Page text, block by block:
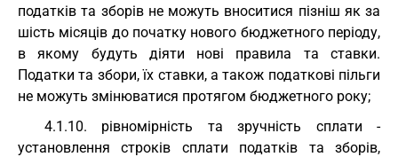
податків та зборів не можуть вноситися пізніш як за
шість місяців до початку нового бюджетного періоду,
в якому будуть діяти нові правила та ставки.
Податки та збори, їх ставки, а також податкові пільги
не можуть змінюватися протягом бюджетного року;
4.1.10. рівномірність та зручність сплати -
установлення строків сплати податків та зборів,